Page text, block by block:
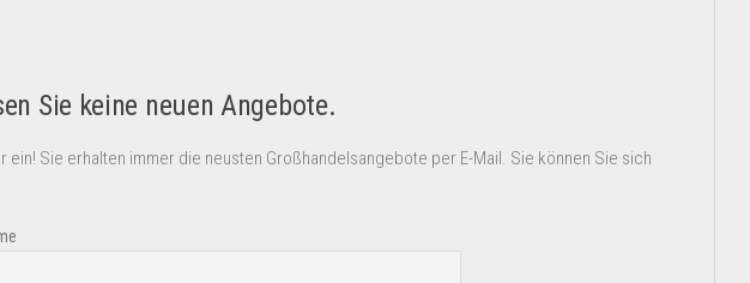
Sie keine neuen Angebote.
Sie erhalten immer die neusten Großhandelsangebote per E-Mail. Sie können Sie sich